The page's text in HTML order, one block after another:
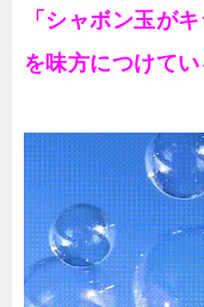
「シャボン玉がキ
を味方につけてい